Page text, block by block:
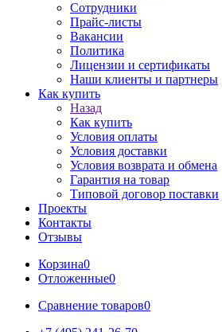
Сотрудники
Прайс-листы
Вакансии
Политика
Лицензии и сертификаты
Наши клиенты и партнеры
Как купить
Назад
Как купить
Условия оплаты
Условия доставки
Условия возврата и обмена
Гарантия на товар
Типовой договор поставки
Проекты
Контакты
Отзывы
Корзина0
Отложенные0
Сравнение товаров0